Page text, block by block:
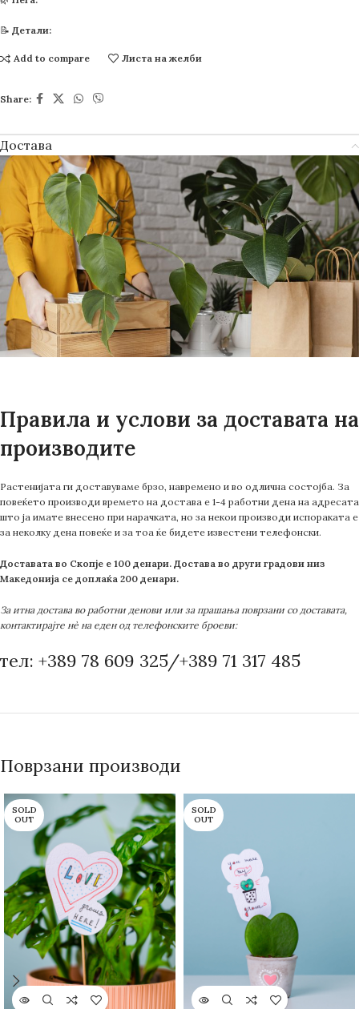
📝 Детали:
Add to compare Листа на желби
Share:
Достава
Правила и услови за доставата на
производите
Растенијата ги доставуваме брзо, навремено и во одлична состојба. За
повеќето производи времето на достава е 1-4 работни дена на адресата
што ја имате внесено при нарачката, но за некои производи испораката е
за неколку дена повеќе и за тоа ќе бидете известени телефонски.
Доставата во Скопје е 100 денари. Достава во други градови низ
Македонија се доплаќа 200 денари.
За итна достава во работни денови или за прашања поврзани со доставата,
контактирајте нè на еден од телефонските броеви:
тел: +389 78 609 325/+389 71 317 485
Поврзани производи
SOLD
OUT
SOLD
OUT